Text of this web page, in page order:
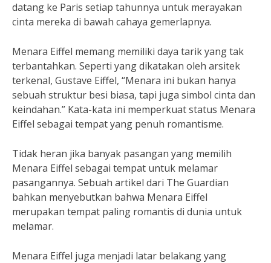
datang ke Paris setiap tahunnya untuk merayakan
cinta mereka di bawah cahaya gemerlapnya.
Menara Eiffel memang memiliki daya tarik yang tak
terbantahkan. Seperti yang dikatakan oleh arsitek
terkenal, Gustave Eiffel, “Menara ini bukan hanya
sebuah struktur besi biasa, tapi juga simbol cinta dan
keindahan.” Kata-kata ini memperkuat status Menara
Eiffel sebagai tempat yang penuh romantisme.
Tidak heran jika banyak pasangan yang memilih
Menara Eiffel sebagai tempat untuk melamar
pasangannya. Sebuah artikel dari The Guardian
bahkan menyebutkan bahwa Menara Eiffel
merupakan tempat paling romantis di dunia untuk
melamar.
Menara Eiffel juga menjadi latar belakang yang